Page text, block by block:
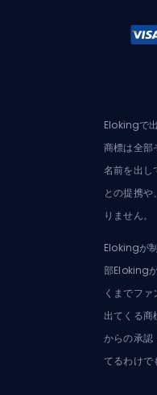
Elokingで
商標は全部
名前を出し
との提携や
りません。
Elokingが
部Eloking
くまでフ
出てくる商
からの承認
てるわけで